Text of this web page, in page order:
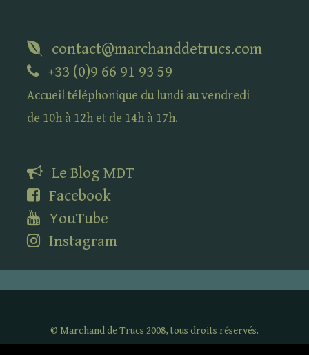
contact@marchanddetrucs.com
+33 (0)9 66 91 93 59
Accueil téléphonique du lundi au vendredi
de 10h à 12h et de 14h à 17h.
Le Blog MDT
Facebook
YouTube
Instagram
© Marchand de Trucs 2008, tous droits réservés.